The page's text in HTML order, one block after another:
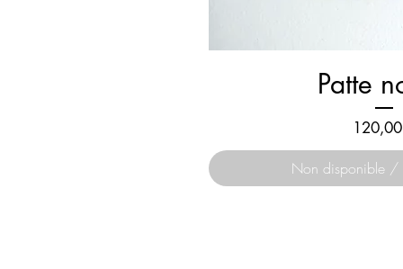
Patte
Prix
Non disponible /